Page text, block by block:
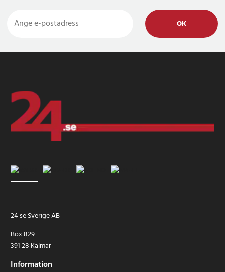
OK
24 se Sverige AB
Box 829
391 28 Kalmar
Information